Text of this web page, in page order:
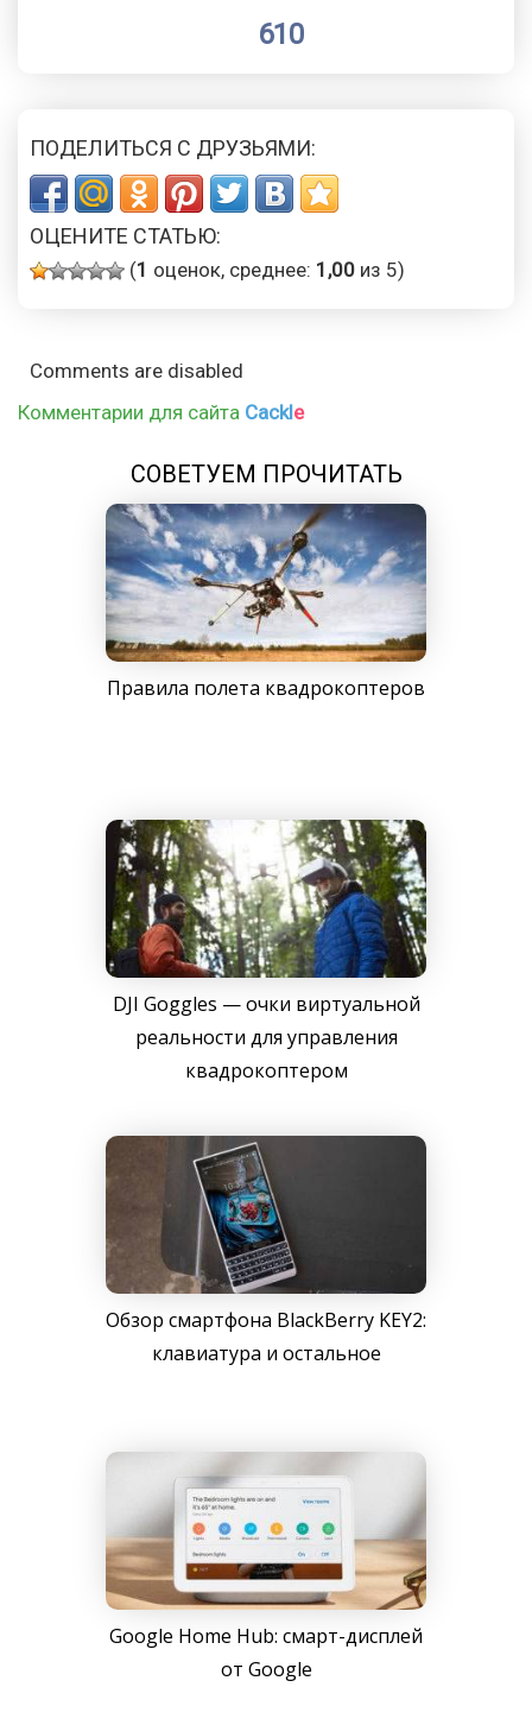
610
ПОДЕЛИТЬСЯ С ДРУЗЬЯМИ:
ОЦЕНИТЕ СТАТЬЮ:
(1 оценок, среднее: 1,00 из 5)
Comments are disabled
Комментарии для сайта Cackle
СОВЕТУЕМ ПРОЧИТАТЬ
Правила полета квадрокоптеров
DJI Goggles — очки виртуальной
реальности для управления
квадрокоптером
Обзор смартфона BlackBerry KEY2:
клавиатура и остальное
Google Home Hub: смарт-дисплей
от Google